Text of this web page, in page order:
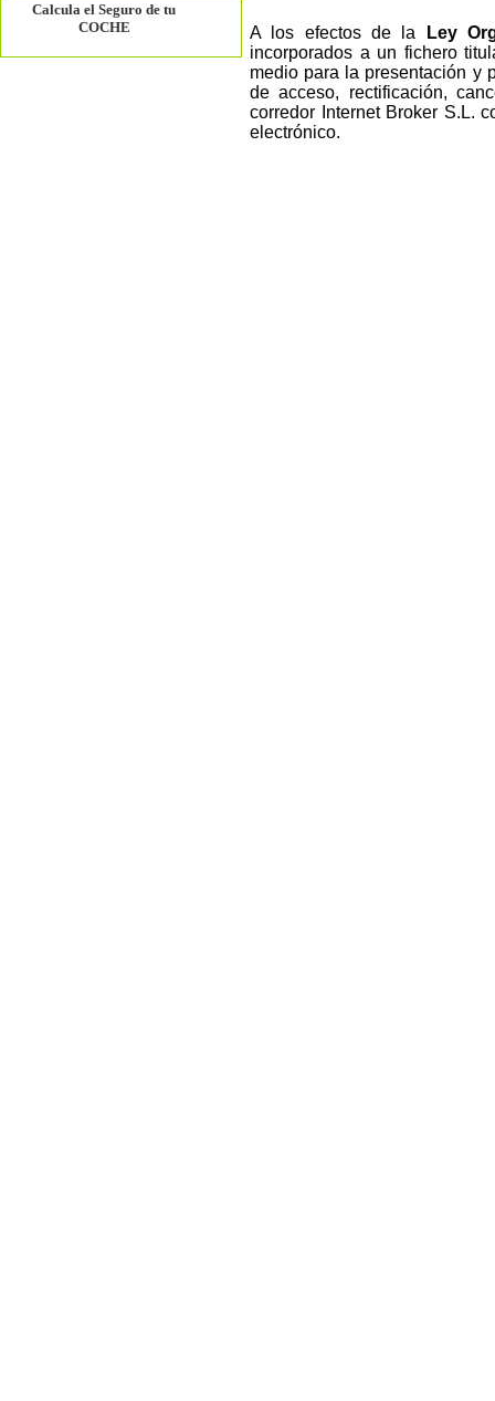
Calcula el Seguro de tu
COCHE
A los efectos de la
Ley
incorporados a un fichero
medio para la presentación y
de acceso, rectificación,
corredor Internet Broker S.L.
electrónico.